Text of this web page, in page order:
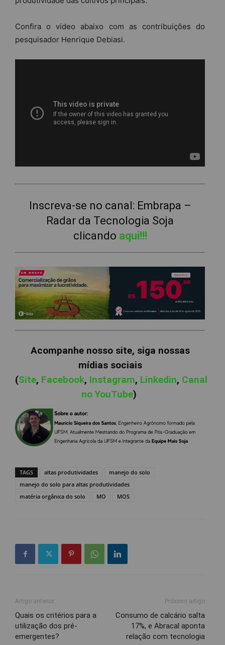
Confira o vídeo abaixo com as contribuições do
pesquisador Henrique Debiasi.
Inscreva-se no canal: Embrapa –
Radar da Tecnologia Soja
clicando aqui!!!
Acompanhe nosso site, siga nossas
mídias sociais
(Site, Facebook, Instagram, Linkedin, Canal
no YouTube)
TAGS altas produtividades
manejo do solo
manejo do solo para altas produtividades
matéria orgânica do solo
MO MOS
Artigo anterior
Quais os critérios para a
utilização dos pré-
emergentes?
Próximo artigo
Consumo de calcário salta
17%, e Abracal aponta
relação com tecnologia